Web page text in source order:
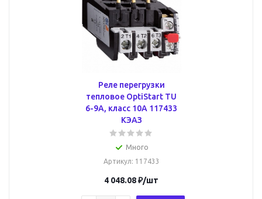
Реле перегрузки
тепловое OptiStart TU
6-9А, класс 10A 117433
КЭАЗ
Много
Артикул: 117433
4 048.08₽/шт